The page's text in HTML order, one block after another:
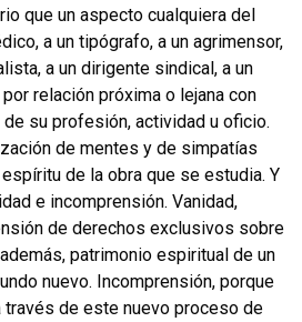
que un aspecto cualquiera del
a un tipógrafo, a un agrimensor,
a un dirigente sindical, a un
por relación próxima o lejana con
su profesión, actividad u oficio.
de mentes y de simpatías
de la obra que se estudia. Y
e incomprensión. Vanidad,
de derechos exclusivos sobre
patrimonio espiritual de un
nuevo. Incom­prensión, porque
través de este nuevo proceso de